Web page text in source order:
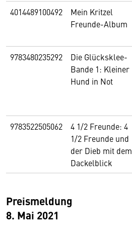
4014489100492
Mein Kritzel
Freunde-Album
9783480235292
Die Glücksklee-
Bande 1: Kleiner
Hund in Not
9783522505062
4 1/2 Freunde: 4
1/2 Freunde und
der Dieb mit dem
Dackelblick
Preismeldung
8. Mai 2021